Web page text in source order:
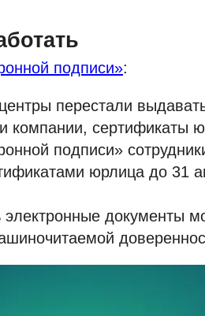
подписи»:
перестали
сертификаты
подписи»
юрлица до 31
документы